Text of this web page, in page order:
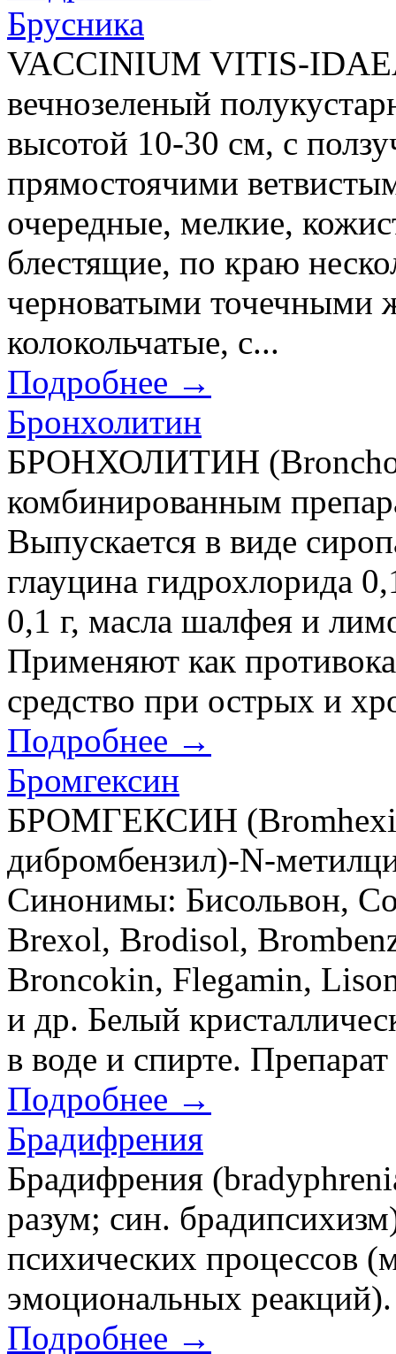
Брусника
VACCINIUM VITIS-
вечнозеленый
высотой 10-30 см, с
прямостоячими
очередные, мелкие,
блестящие, по краю
черноватыми точечными
колокольчатые, с...
Подробнее →
Бронхолитин
БРОНХОЛИТИН
комбинированным
Выпускается в виде
глауцина гидрохлорида
0,1 г, масла шалфея и
Применяют как
средство при острых и
Подробнее →
Бромгексин
БРОМГЕКСИН
дибромбензил)-N-
Синонимы: Бисольвон,
Brexol, Brodisol,
Broncokin, Flegamin,
и др. Белый
в воде и спирте. Препарат
Подробнее →
Брадифрения
Брадифрения
разум; син.
психических процессов
эмоциональных реакций).
Подробнее →